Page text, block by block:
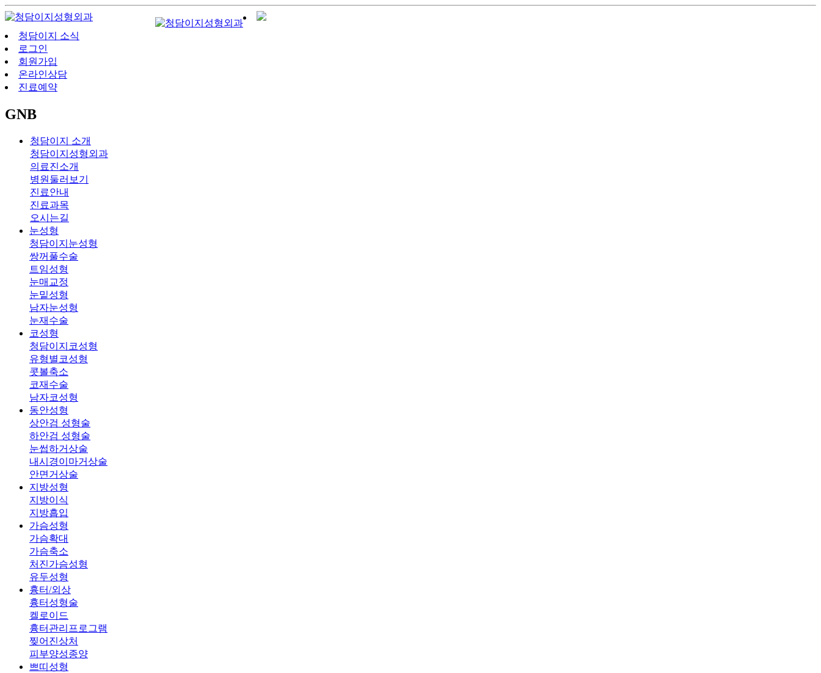
청담이지 소식
로그인
회원가입
온라인상담
진료예약
GNB
청담이지 소개
청담이지성형외과
의료진소개
병원둘러보기
진료안내
진료과목
오시는길
눈성형
청담이지눈성형
쌍꺼풀수술
트임성형
눈매교정
눈밑성형
남자눈성형
눈재수술
코성형
청담이지코성형
유형별코성형
콧볼축소
코재수술
남자코성형
동안성형
상안검 성형술
하안검 성형술
눈썹하거상술
내시경이마거상술
안면거상술
지방성형
지방이식
지방흡입
가슴성형
가슴확대
가슴축소
처진가슴성형
유두성형
흉터/외상
흉터성형술
켈로이드
흉터관리프로그램
찢어진상처
피부양성종양
쁘띠성형